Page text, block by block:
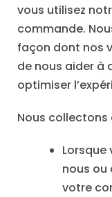
vous utilisez
commande.
façon dont nos
de nous aider à
optimiser
Nous
Lorsque
nous ou
votre